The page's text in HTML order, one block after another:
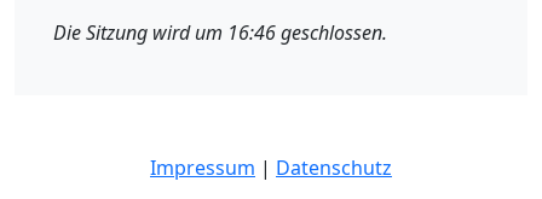
Die Sitzung wird um 16:46 geschlossen.
Impressum | Datenschutz